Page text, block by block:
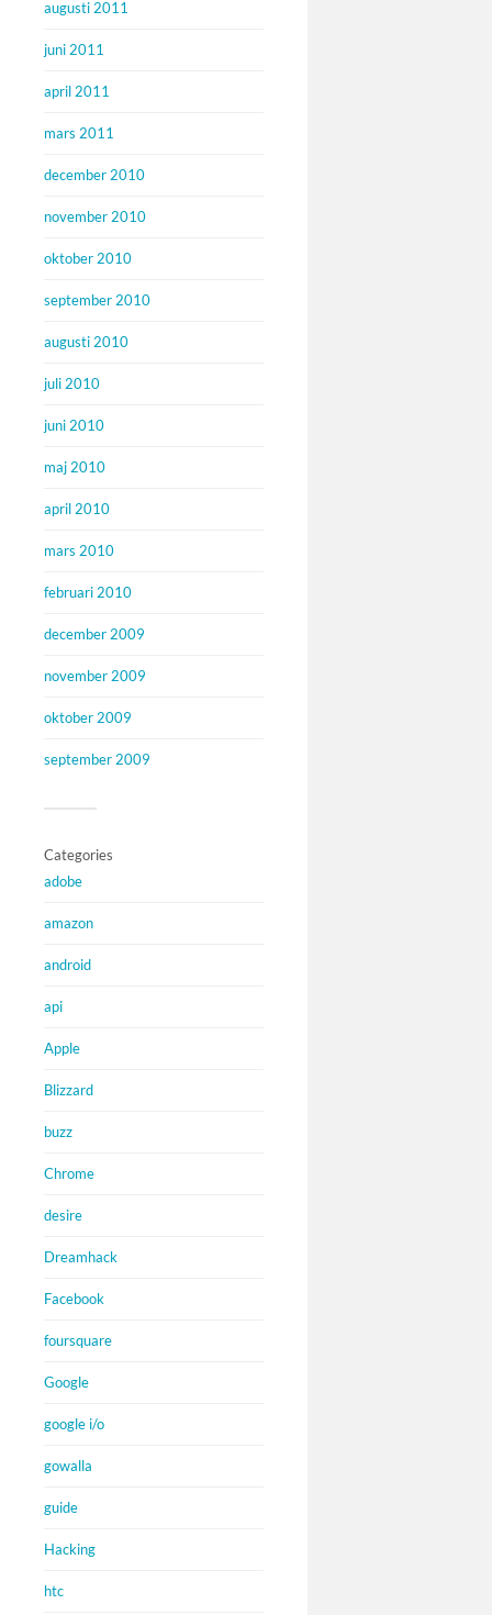
augusti 2011
juni 2011
april 2011
mars 2011
december 2010
november 2010
oktober 2010
september 2010
augusti 2010
juli 2010
juni 2010
maj 2010
april 2010
mars 2010
februari 2010
december 2009
november 2009
oktober 2009
september 2009
Categories
adobe
amazon
android
api
Apple
Blizzard
buzz
Chrome
desire
Dreamhack
Facebook
foursquare
Google
google i/o
gowalla
guide
Hacking
htc